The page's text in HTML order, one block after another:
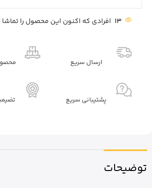
13 افرادی که اکنون این محصول را
ارسال سریع
پشتیبانی سریع
توضیحات